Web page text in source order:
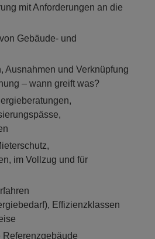
mit Anforderungen an die
Gebäude- und
Ausnahmen und Verknüpfung
– wann greift was?
im Vollzug und für
Effizienzklassen